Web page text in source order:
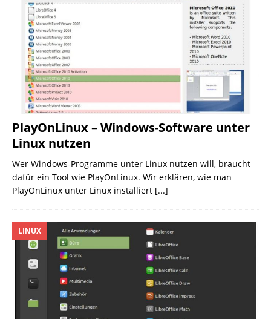
PlayOnLinux – Windows-Software unter
Linux nutzen
Wer Windows-Programme unter Linux nutzen will, braucht
dafür ein Tool wie PlayOnLinux. Wir erklären, wie man
PlayOnLinux unter Linux installiert [...]
LINUX